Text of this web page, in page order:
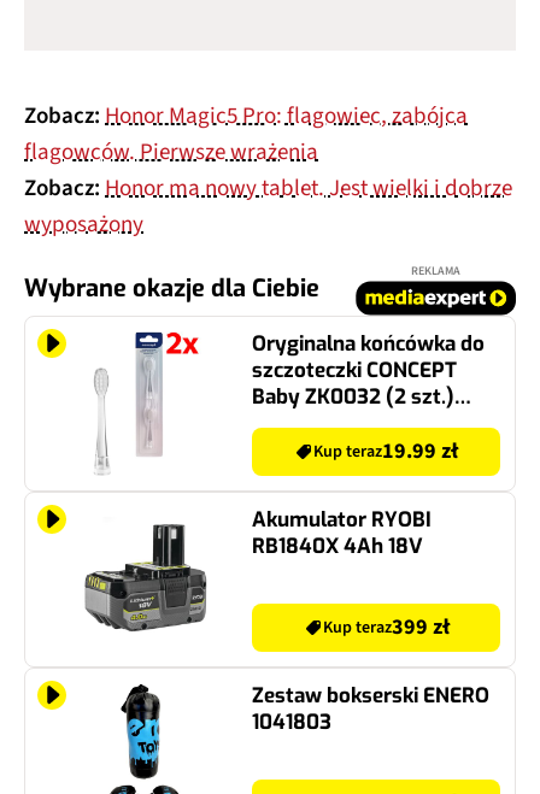
Zobacz:Honor Magic5 Pro: flagowiec, zabójca
flagowców. Pierwsze wrażenia
Zobacz:Honor ma nowy tablet. Jest wielki i dobrze
wyposażony
Wybrane okazje dla Ciebie
REKLAMA
Oryginalna końcówka do
szczoteczki CONCEPT
Baby ZK0032 (2 szt.)
(Delikatne dla zębów)
Kup teraz19.99 zł
Akumulator RYOBI
RB1840X 4Ah 18V
Kup teraz399 zł
Zestaw bokserski ENERO
1041803